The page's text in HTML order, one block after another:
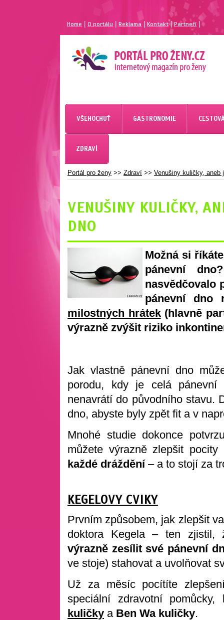
Home |O portálu Reklama Kontakt| Partneří
MAGAZÍN PRO ŽENY
PORTÁL PRO ŽENY.CZ
VŠEHOCHUŤ GASTRONOMIE
ZDRAVÍ
Portál pro ženy >> Zdraví >> Venušiny kuličky, aneb
VENUŠINY KULIČKY,
DNO
Možná si
pánevní
nasvědčovalo
pánevní dno
milostných hrátek(hlavně
výrazně zvýšit riziko
Jak vlastně pánevní dno
porodu, kdy je celá
nenavrátí do původního stavu.
dno, abyste byly zpět fit a v
Mnohé studie dokonce
můžete výrazně zlepšit
každé dráždění – a to stojí za
KEGELOVY CVIKY
Prvním způsobem, jak zlepšit
doktora Kegela – ten zjistil,
výrazně zesílit své pánevní
ve stoje) stahovat a uvolňovat
Už za měsíc pocítíte
speciální zdravotní
kuličky a Ben Wa kuličky.